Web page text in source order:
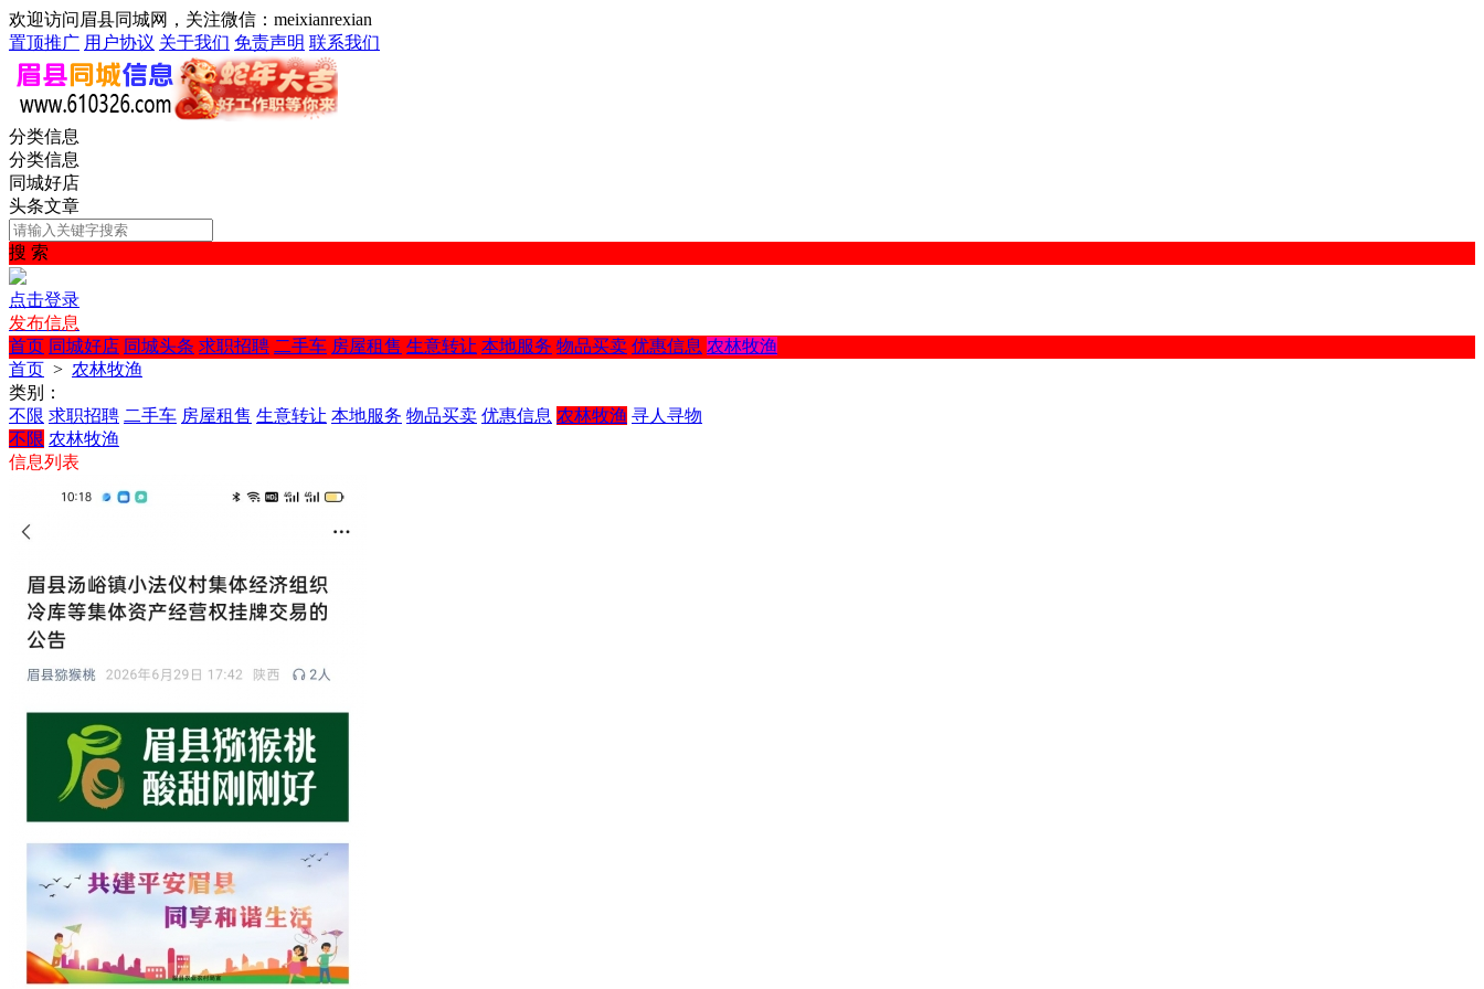
欢迎访问眉县同城网，关注微信：meixianrexian
置顶推广 用户协议 关于我们 免责声明 联系我们
分类信息
分类信息
同城好店
头条文章
搜 索
点击登录
发布信息
首页 同城好店 同城头条 求职招聘 二手车 房屋租售 生意转让 本地服务 物品买卖 优惠信息 农林牧渔
首页 > 农林牧渔
类别：
不限 求职招聘 二手车 房屋租售 生意转让 本地服务 物品买卖 优惠信息 农林牧渔 寻人寻物
不限 农林牧渔
信息列表